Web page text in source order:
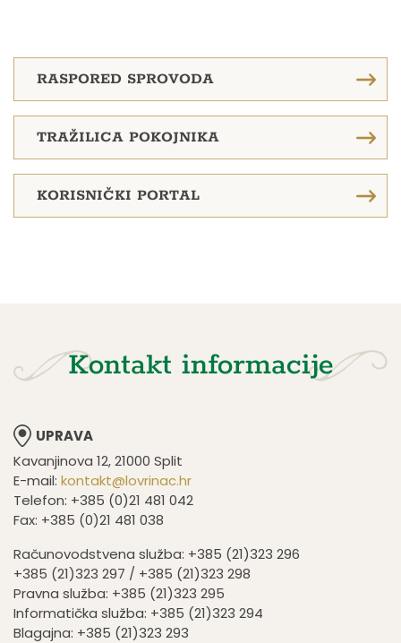
RASPORED SPROVODA
TRAŽILICA POKOJNIKA
KORISNIČKI PORTAL
Kontakt informacije
UPRAVA
Kavanjinova 12, 21000 Split
E-mail: kontakt@lovrinac.hr
Telefon: +385 (0)21 481 042
Fax: +385 (0)21 481 038
Računovodstvena služba: +385 (21)323 296
+385 (21)323 297 / +385 (21)323 298
Pravna služba: +385 (21)323 295
Informatička služba: +385 (21)323 294
Blagajna: +385 (21)323 293